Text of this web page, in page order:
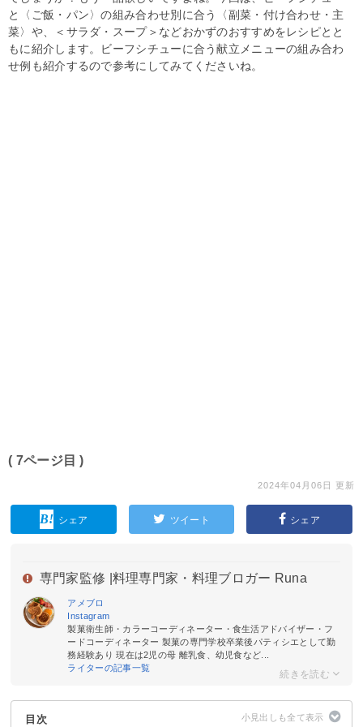
と〈ご飯・パン〉の組み合わせ別に合う〈副菜・付け合わせ・主
菜〉や、＜サラダ・スープ＞などおかずのおすすめをレシピとと
もに紹介します。ビーフシチューに合う献立メニューの組み合わ
せ例も紹介するので参考にしてみてくださいね。
( 7ページ目 )
2024年04月06日 更新
シェア ツイート シェア
専門家監修 | 料理専門家・料理ブロガー Runa
アメブロ
Instagram
製菓衛生師・カラーコーディネーター・食生活アドバイザー・フ
ードコーディネーター 製菓の専門学校卒業後パティシエとして勤
務経験あり 現在は2児の母 離乳食、幼児食など...
ライターの記事一覧
目次